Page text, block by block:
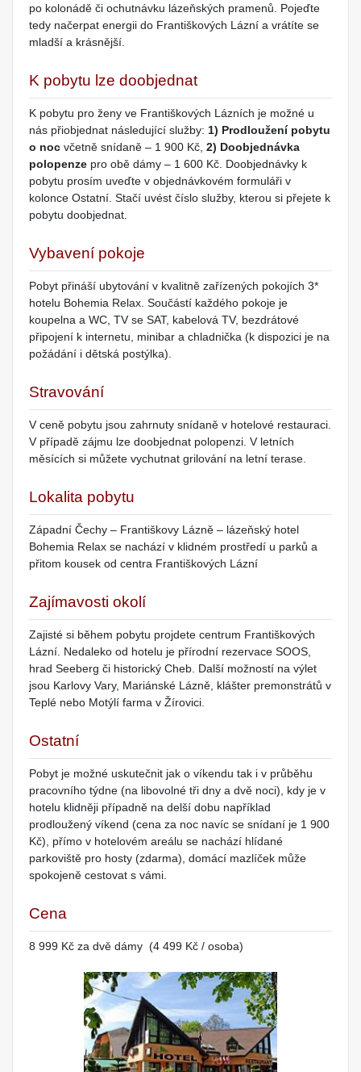
po kolonádě či ochutnávku lázeňských pramenů. Pojeďte
tedy načerpat energii do Františkových Lázní a vrátíte se
mladší a krásnější.
K pobytu lze doobjednat
K pobytu pro ženy ve Františkových Lázních je možné u
nás přiobjednat následující služby: 1) Prodloužení pobytu
o noc včetně snídaně – 1 900 Kč, 2) Doobjednávka
polopenze pro obě dámy – 1 600 Kč. Doobjednávky k
pobytu prosím uveďte v objednávkovém formuláři v
kolonce Ostatní. Stačí uvést číslo služby, kterou si přejete k
pobytu doobjednat.
Vybavení pokoje
Pobyt přináší ubytování v kvalitně zařízených pokojích 3*
hotelu Bohemia Relax. Součástí každého pokoje je
koupelna a WC, TV se SAT, kabelová TV, bezdrátové
připojení k internetu, minibar a chladnička (k dispozici je na
požádání i dětská postýlka).
Stravování
V ceně pobytu jsou zahrnuty snídaně v hotelové restauraci.
V případě zájmu lze doobjednat polopenzi. V letních
měsících si můžete vychutnat grilování na letní terase.
Lokalita pobytu
Západní Čechy – Františkovy Lázně – lázeňský hotel
Bohemia Relax se nachází v klidném prostředí u parků a
přitom kousek od centra Františkových Lázní
Zajímavosti okolí
Zajisté si během pobytu projdete centrum Františkových
Lázní. Nedaleko od hotelu je přírodní rezervace SOOS,
hrad Seeberg či historický Cheb. Další možností na výlet
jsou Karlovy Vary, Mariánské Lázně, klášter premonstrátů v
Teplé nebo Motýlí farma v Žírovici.
Ostatní
Pobyt je možné uskutečnit jak o víkendu tak i v průběhu
pracovního týdne (na libovolné tři dny a dvě noci), kdy je v
hotelu klidněji případně na delší dobu například
prodloužený víkend (cena za noc navíc se snídaní je 1 900
Kč), přímo v hotelovém areálu se nachází hlídané
parkoviště pro hosty (zdarma), domácí mazlíček může
spokojeně cestovat s vámi.
Cena
8 999 Kč za dvě dámy (4 499 Kč / osoba)